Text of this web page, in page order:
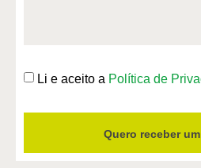
Li e aceito a Política de
Quero receber